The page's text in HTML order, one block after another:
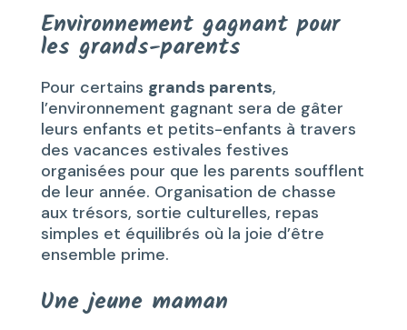
Environnement gagnant pour
les grands-parents
Pour certains grands parents,
l’environnement gagnant sera de gâter
leurs enfants et petits-enfants à travers
des vacances estivales festives
organisées pour que les parents soufflent
de leur année. Organisation de chasse
aux trésors, sortie culturelles, repas
simples et équilibrés où la joie d’être
ensemble prime.
Une jeune maman